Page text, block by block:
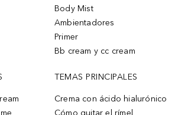
Body Mist
Ambientadores
Primer
Bb cream y cc cream
TEMAS PRINCIPALES
Crema con ácido hialurónico
Cómo quitar el rímel